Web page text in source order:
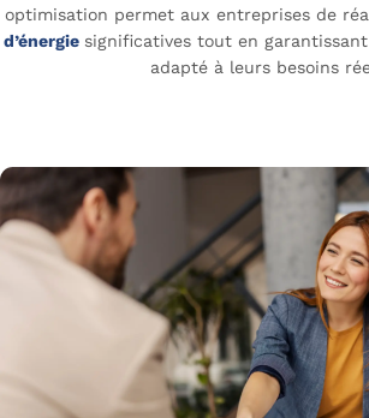
optimisation permet aux entreprises de
d’énergie significatives tout en
adapté à leurs besoins